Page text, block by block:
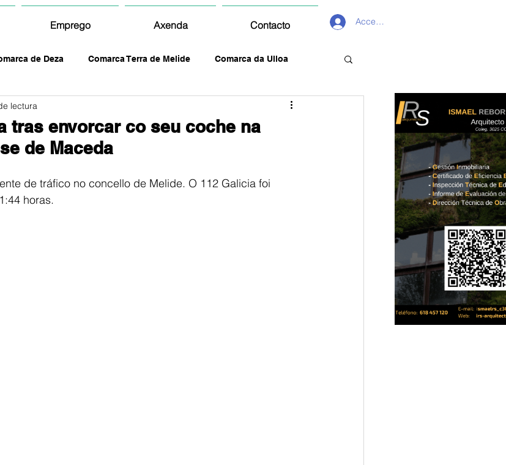
Emprego Axenda Contacto Acceder
de Deza Comarca Terra de Melide Comarca da Ulloa
tras envorcar co seu coche na
de Maceda
lectura
de tráfico no concello de Melide. O 112 Galicia foi
horas.